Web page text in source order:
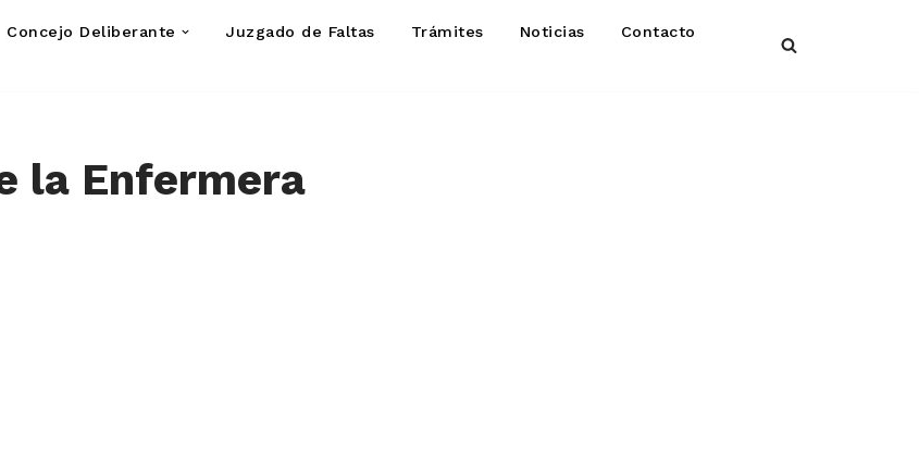
Concejo Deliberante Juzgado de Faltas Trámites Noticias
Contacto
la Enfermera